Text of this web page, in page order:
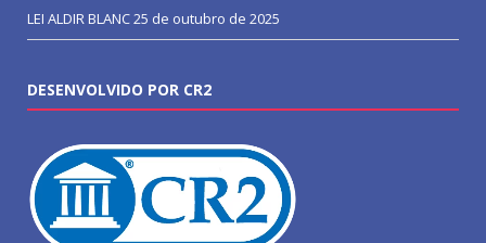
LEI ALDIR BLANC25 de outubro de 2025
DESENVOLVIDO POR CR2